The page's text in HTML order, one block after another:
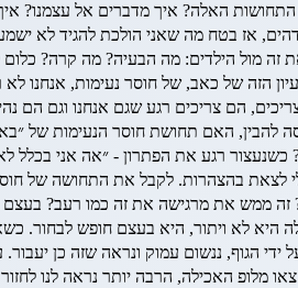
האלה? איך מדברים אל עצמנו? איך
אז בטח מה שאני הולכת להגיד לא
זה מול הילדים: מה הבעיה? מה קרה?
הזה של כאב, של חוסר נעימות, אנחנו
הם צריכים רגע שגם אנחנו וגם הם
להבין, האם תחושת חוסר הנעימות של
כשנעצור רגע את הפתרון - ״אה אני
לצאת בהצהרות. לקבל את התחושה של
ממש את מרגישה את זה כמו רעב? בעצם
לא ויתור, היא בעצם חופש לבחור.
הגוף, ננשום עמוק ונראה שזה כן
מלופ האכילה, הרבה יותר נראה לנו